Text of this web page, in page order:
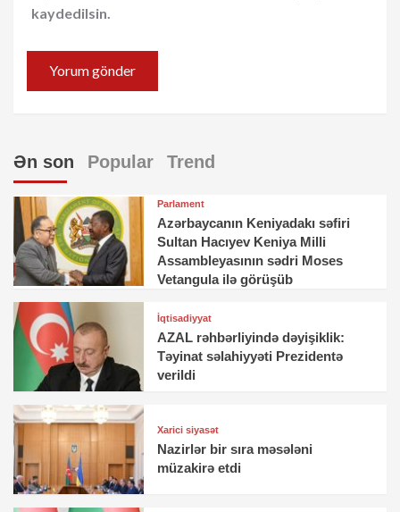
kaydedilsin.
Ən son Popular Trend
Parlament
Azərbaycanın Keniyadakı səfiri
Sultan Hacıyev Keniya Milli
Assambleyasının sədri Moses
Vetangula ilə görüşüb
İqtisadiyyat
AZAL rəhbərliyində dəyişiklik:
Təyinat səlahiyyəti Prezidentə
verildi
Xarici siyasət
Nazirlər bir sıra məsələni
müzakirə etdi